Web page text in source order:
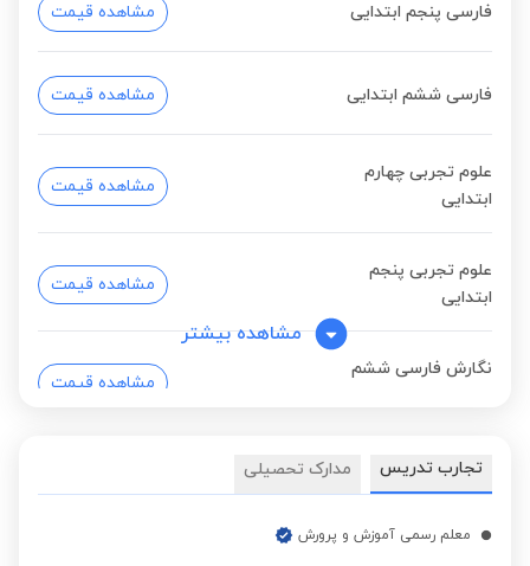
فارسی پنجم ابتدایی مشاهده قیمت
فارسی ششم ابتدایی مشاهده قیمت
علوم تجربی چهارم
ابتدایی
مشاهده قیمت
علوم تجربی پنجم
ابتدایی
مشاهده قیمت
نگارش فارسی ششم
مشاهده قیمت
نگارش فارسی چهارم
ابتدایی
مشاهده بیشتر
تجارب تدریس مدارک تحصیلی
معلم رسمی آموزش و پرورش